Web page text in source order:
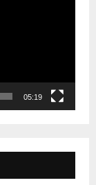
05:19